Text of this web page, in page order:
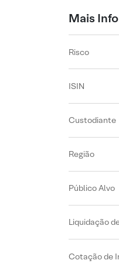
Mais
Risco
ISIN
Custodiante
Região
Público Alvo
Liquidação
Cotação de